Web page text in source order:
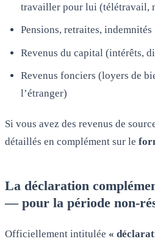
travailler pour lui (télétravail,
Pensions, retraites, indemnités
Revenus du capital (intérêts,
Revenus fonciers (loyers de
l’étranger)
Si vous avez des revenus de
détaillés en complément sur le
La déclaration
— pour la période non-
Officiellement intitulée «